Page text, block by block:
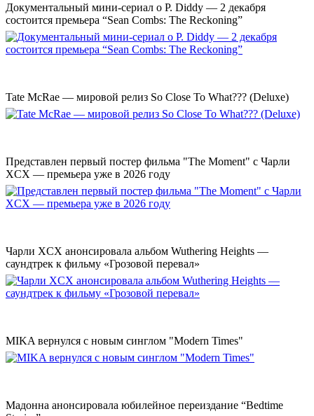
Документальный мини-сериал о P. Diddy — 2 декабря
состоится премьера “Sean Combs: The Reckoning”
Tate McRae — мировой релиз So Close To What??? (Deluxe)
Представлен первый постер фильма "The Moment" с Чарли
XCX — премьера уже в 2026 году
Чарли XCX анонсировала альбом Wuthering Heights —
саундтрек к фильму «Грозовой перевал»
MIKA вернулся с новым синглом "Modern Times"
Мадонна анонсировала юбилейное переиздание “Bedtime